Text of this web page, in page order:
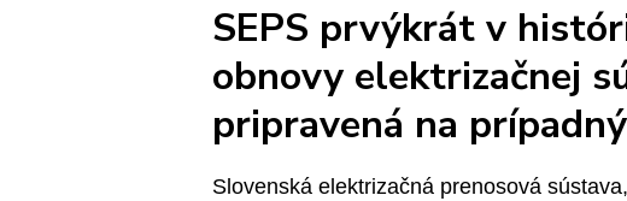
SEPS prvýkrát v
obnovy elektrizačnej
pripravená na
Slovenská elektrizačná prenosová